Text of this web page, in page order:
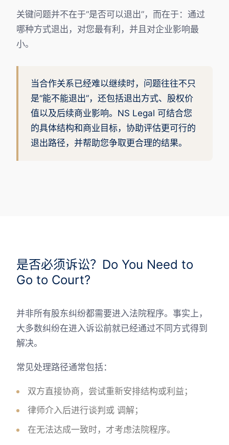
关键问题并不在于“是否可以退出”，而在于：通过
哪种方式退出，对您最有利，并且对企业影响最
小。
当合作关系已经难以继续时，问题往往不只
是“能不能退出”，还包括退出方式、股权价
值以及后续商业影响。NS Legal 可结合您
的具体结构和商业目标，协助评估更可行的
退出路径，并帮助您争取更合理的结果。
是否必须诉讼？Do You Need to
Go to Court?
并非所有股东纠纷都需要进入法院程序。事实上，
大多数纠纷在进入诉讼前就已经通过不同方式得到
解决。
常见处理路径通常包括：
双方直接协商，尝试重新安排结构或利益；
律师介入后进行谈判或 调解；
在无法达成一致时，才考虑法院程序。